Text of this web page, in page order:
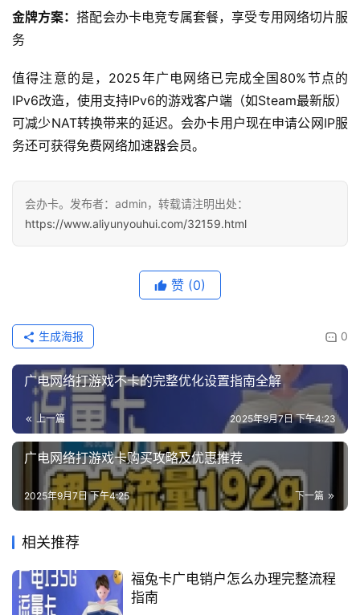
金牌方案：搭配会办卡电竞专属套餐，享受专用网络切片服
务
值得注意的是，2025年广电网络已完成全国80%节点的
IPv6改造，使用支持IPv6的游戏客户端（如Steam最新版）
可减少NAT转换带来的延迟。会办卡用户现在申请公网IP服
务还可获得免费网络加速器会员。
会办卡。发布者：admin，转载请注明出处：
https://www.aliyunyouhui.com/32159.html
赞 (0)
0
生成海报
广电网络打游戏不卡的完整优化设置指南全解
上一篇 2025年9月7日 下午4:23
广电网络打游戏卡购买攻略及优惠推荐
下一篇
2025年9月7日 下午4:25
相关推荐
福兔卡广电销户怎么办理完整流程
指南